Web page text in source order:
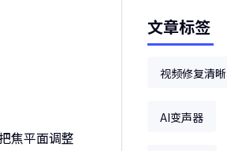
焦平面调整
文章标签
视频修复清晰
AI变声器